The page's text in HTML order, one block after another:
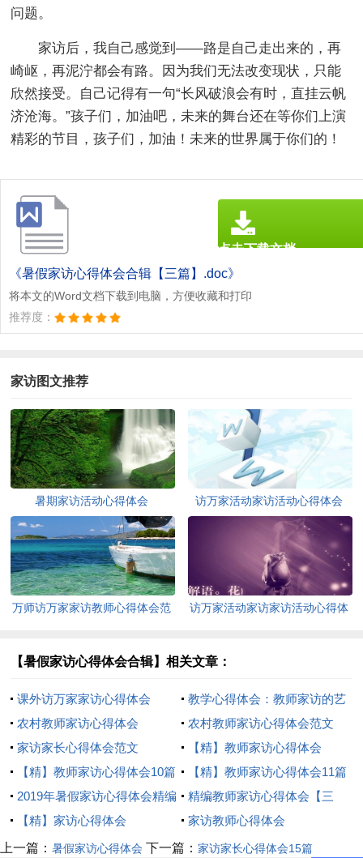
问题。
家访后，我自己感觉到——路是自己走出来的，再
崎岖，再泥泞都会有路。因为我们无法改变现状，只能
欣然接受。自己记得有一句“长风破浪会有时，直挂云帆
济沧海。”孩子们，加油吧，未来的舞台还在等你们上演
精彩的节目，孩子们，加油！未来的世界属于你们的！
《暑假家访心得体会合辑【三篇】.doc》
将本文的Word文档下载到电脑，方便收藏和打印
推荐度：
点击下载文档
文档为doc格式
家访图文推荐
暑期家访活动心得体会 访万家活动家访活动心得体会
万师访万家家访教师心得体会范
访万家活动家访家访活动心得体
【暑假家访心得体会合辑】相关文章：
课外访万家家访心得体会
教学心得体会：教师家访的艺
术
农村教师家访心得体会
农村教师家访心得体会范文
（通用10篇）
家访家长心得体会范文
【精】教师家访心得体会
【精】教师家访心得体会10篇
【精】教师家访心得体会11篇
2019年暑假家访心得体会精编
范例【三篇】
精编教师家访心得体会【三
篇】
【精】家访心得体会
家访教师心得体会
上一篇： 暑假家访心得体会 下一篇： 家访家长心得体会15篇